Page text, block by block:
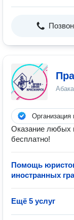
Организация
Оказание любых
бесплатно!
Помощь
иностранных
Ещё 5 услуг